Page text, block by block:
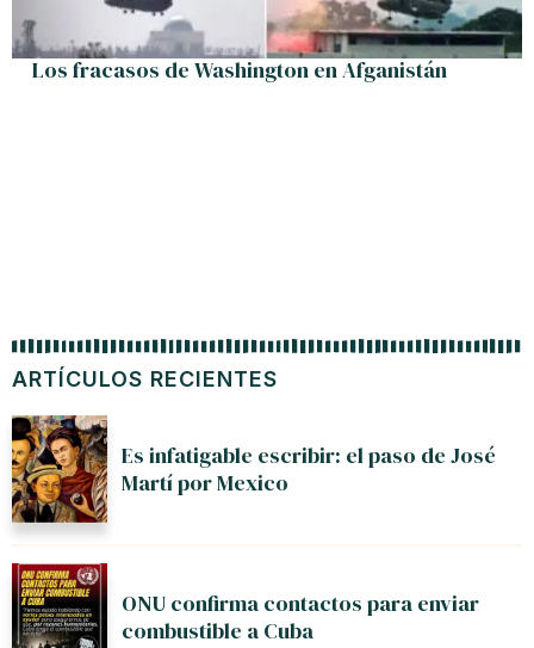
ARTÍCULOS RECIENTES
Es infatigable escribir: el paso de José
Martí por Mexico
ONU confirma contactos para enviar
combustible a Cuba
Los fracasos de Washington en Afganistán